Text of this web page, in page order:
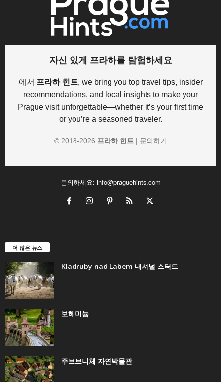
자신 있게 프라하를 탐험하세요
에서 프라하 힌트, we bring you top travel tips, insider
recommendations, and local insights to make your
Prague visit unforgettable—whether it’s your first time
or you’re a seasoned traveler.
© 2018-2026 프라하 힌트 | 문의하기
문의하세요: info@praguehints.com
더 많은 뉴스
Kladruby nad Labem 내셔널 스터드
보헤미늄
주브브니체 자연박물관